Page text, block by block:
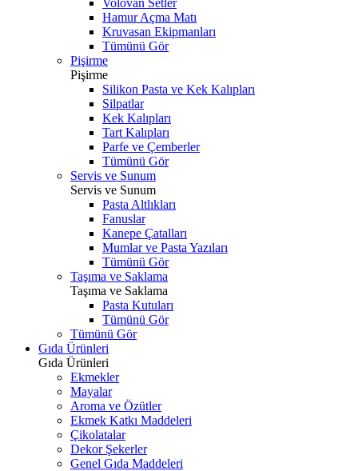
Volovan Setler
Hamur Açma Matı
Kruvasan Ekipmanları
Tümünü Gör
Pişirme
Pişirme
Silikon Pasta ve Kek Kalıpları
Silpatlar
Kek Kalıpları
Tart Kalıpları
Parfe ve Çemberler
Tümünü Gör
Servis ve Sunum
Servis ve Sunum
Pasta Altlıkları
Fanuslar
Kanepe Çatalları
Mumlar ve Pasta Yazıları
Tümünü Gör
Taşıma ve Saklama
Taşıma ve Saklama
Pasta Kutuları
Tümünü Gör
Tümünü Gör
Gıda Ürünleri
Gıda Ürünleri
Ekmekler
Mayalar
Aroma ve Özütler
Ekmek Katkı Maddeleri
Çikolatalar
Dekor Şekerler
Genel Gıda Maddeleri